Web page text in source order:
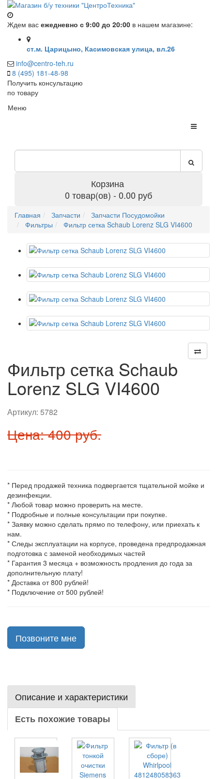
Ждем вас ежедневно с 9:00 до 20:00 в нашем магазине:
ст.м. Царицыно, Касимовская улица, вл.26
info@centro-teh.ru
8 (495) 181-48-98
Получить консультацию
по товару
Меню
Корзина
0 товар(ов) - 0.00 руб
Главная Запчасти
Запчасти Посудомойки
Фильтры
Фильтр сетка Schaub Lorenz SLG VI4600
Фильтр сетка Schaub
Lorenz SLG VI4600
Артикул: 5782
Цена: 400 руб.
* Перед продажей техника подвергается тщательной мойке и
дезинфекции.
* Любой товар можно проверить на месте.
* Подробные и полные консультации при покупке.
* Заявку можно сделать прямо по телефону, или приехать к
нам.
* Следы эксплуатации на корпусе, проведена предпродажная
подготовка с заменой необходимых частей
* Гарантия 3 месяца + возможность продления до года за
дополнительную плату!
* Доставка от 800 рублей!
* Подключение от 500 рублей!
Позвоните мне
Описание и характеристики
Есть похожие товары